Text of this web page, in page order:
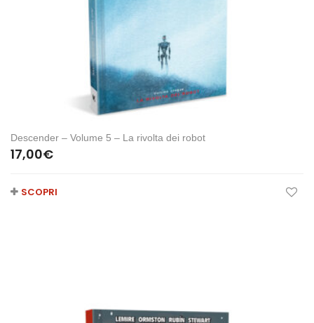
Descender – Volume 5 – La rivolta dei robot
17,00€
SCOPRI